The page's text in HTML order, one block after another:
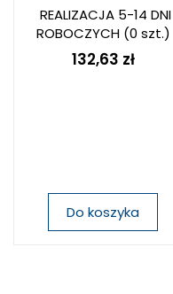
REALIZACJA 5-14 DNI
ROBOCZYCH(0 szt.)
132,63 zł
Do koszyka